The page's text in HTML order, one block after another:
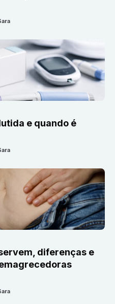
e quando é
diferenças e